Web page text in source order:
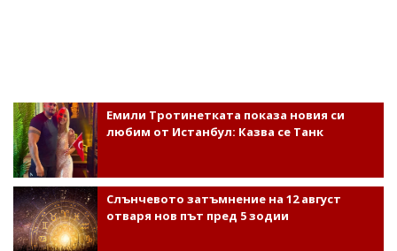
Емили Тротинетката показа новия си
любим от Истанбул: Казва се Танк
Слънчевото затъмнение на 12 август
отваря нов път пред 5 зодии